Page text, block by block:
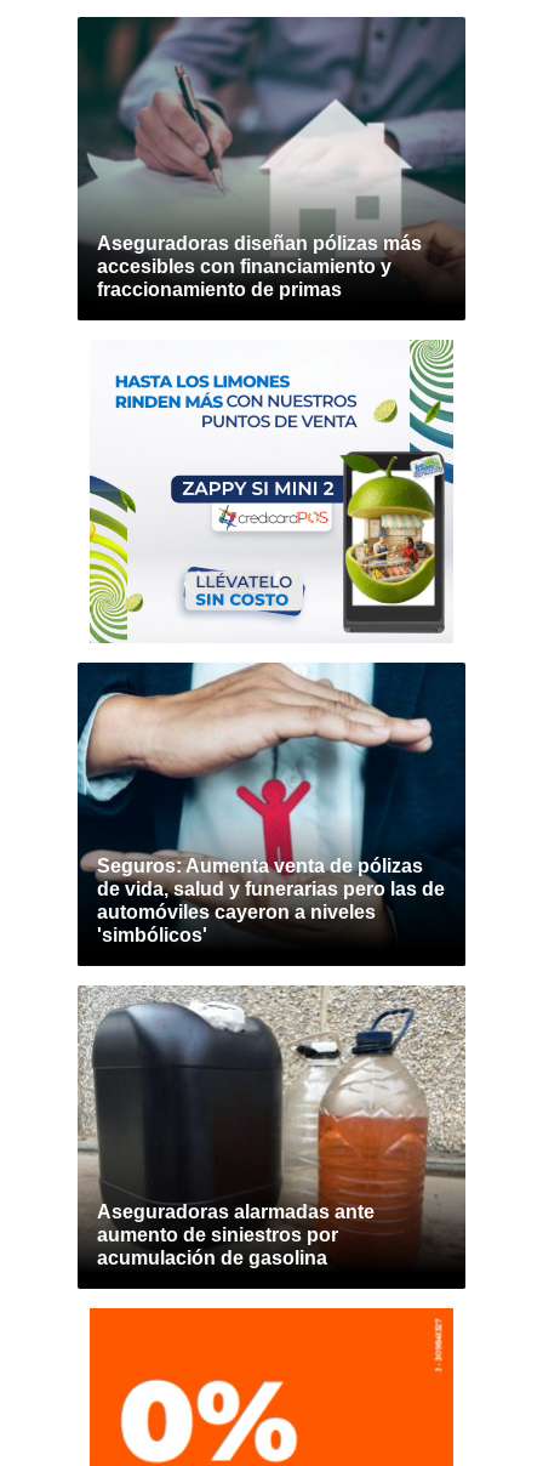
Aseguradoras diseñan pólizas más
accesibles con financiamiento y
fraccionamiento de primas
Seguros: Aumenta venta de pólizas
de vida, salud y funerarias pero las de
automóviles cayeron a niveles
'simbólicos'
Aseguradoras alarmadas ante
aumento de siniestros por
acumulación de gasolina